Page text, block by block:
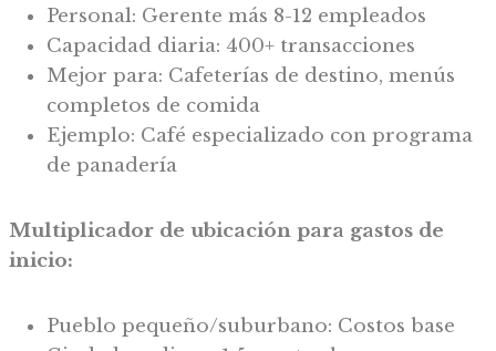
Personal: Gerente más 8-12 empleados
Capacidad diaria: 400+ transacciones
Mejor para: Cafeterías de destino, menús
completos de comida
Ejemplo: Café especializado con programa
de panadería
Multiplicador de ubicación para gastos de
inicio:
Pueblo pequeño/suburbano: Costos base